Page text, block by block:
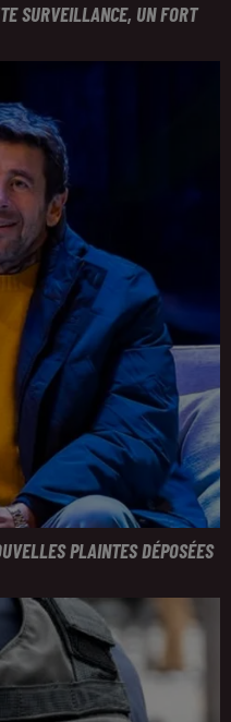
SURVEILLANCE, UN FORT
PLAINTES DÉPOSÉES